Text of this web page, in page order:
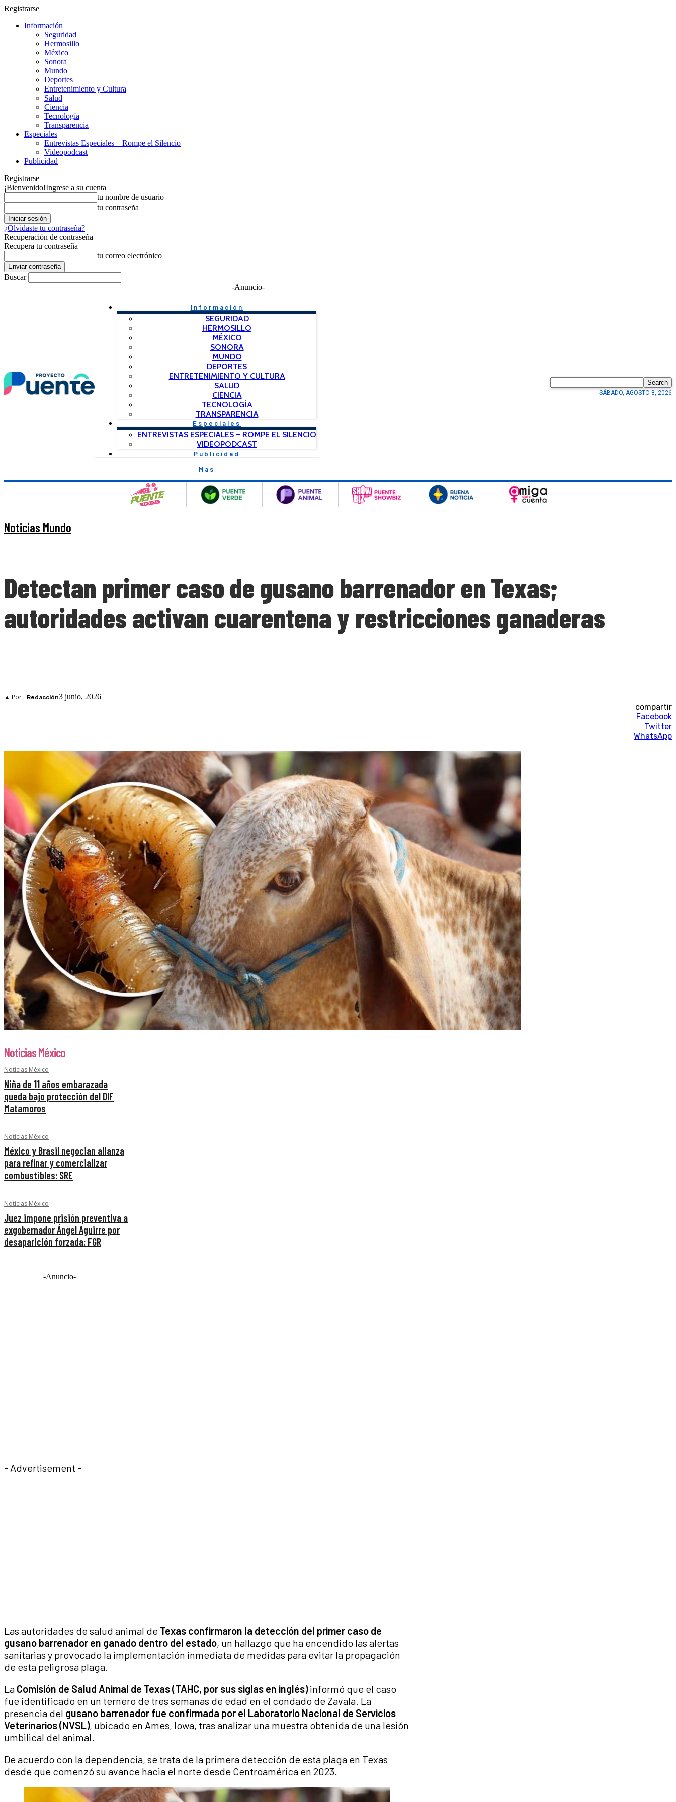
Registrarse
Información
Seguridad
Hermosillo
México
Sonora
Mundo
Deportes
Entretenimiento y Cultura
Salud
Ciencia
Tecnología
Transparencia
Especiales
Entrevistas Especiales – Rompe el Silencio
Videopodcast
Publicidad
Registrarse
¡Bienvenido!Ingrese a su cuenta
tu nombre de usuario
tu contraseña
¿Olvidaste tu contraseña?
Recuperación de contraseña
Recupera tu contraseña
tu correo electrónico
Buscar
-Anuncio-
Información
SEGURIDAD
HERMOSILLO
MÉXICO
SONORA
MUNDO
DEPORTES
ENTRETENIMIENTO Y CULTURA
SALUD
CIENCIA
TECNOLOGÍA
TRANSPARENCIA
Especiales
ENTREVISTAS ESPECIALES – ROMPE EL SILENCIO
VIDEOPODCAST
Publicidad
Mas
Search
SÁBADO, AGOSTO 8, 2026
Noticias Mundo
Detectan primer caso de gusano barrenador en Texas;
autoridades activan cuarentena y restricciones ganaderas
▲ Por Redacción3 junio, 2026
compartir
Facebook
Twitter
WhatsApp
Noticias México
Noticias México
Niña de 11 años embarazada
queda bajo protección del DIF
Matamoros
Noticias México
México y Brasil negocian alianza
para refinar y comercializar
combustibles: SRE
Noticias México
Juez impone prisión preventiva a
exgobernador Ángel Aguirre por
desaparición forzada: FGR
-Anuncio-
- Advertisement -
Las autoridades de salud animal de Texas confirmaron la detección del primer caso de
gusano barrenador en ganado dentro del estado, un hallazgo que ha encendido las alertas
sanitarias y provocado la implementación inmediata de medidas para evitar la propagación
de esta peligrosa plaga.
La Comisión de Salud Animal de Texas (TAHC, por sus siglas en inglés)informó que el caso
fue identificado en un ternero de tres semanas de edad en el condado de Zavala. La
presencia del gusano barrenador fue confirmada por el Laboratorio Nacional de Servicios
Veterinarios (NVSL), ubicado en Ames, Iowa, tras analizar una muestra obtenida de una lesión
umbilical del animal.
De acuerdo con la dependencia, se trata de la primera detección de esta plaga en Texas
desde que comenzó su avance hacia el norte desde Centroamérica en 2023.